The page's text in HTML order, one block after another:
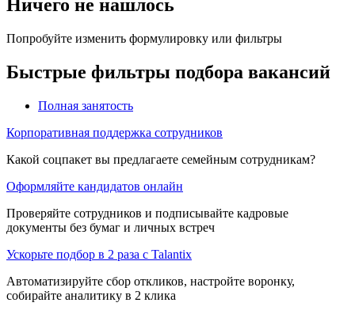
Ничего не нашлось
Попробуйте изменить формулировку или фильтры
Быстрые фильтры подбора вакансий
Полная занятость
Корпоративная поддержка сотрудников
Какой соцпакет вы предлагаете семейным сотрудникам?
Оформляйте кандидатов онлайн
Проверяйте сотрудников и подписывайте кадровые
документы без бумаг и личных встреч
Ускорьте подбор в 2 раза с Talantix
Автоматизируйте сбор откликов, настройте воронку,
собирайте аналитику в 2 клика